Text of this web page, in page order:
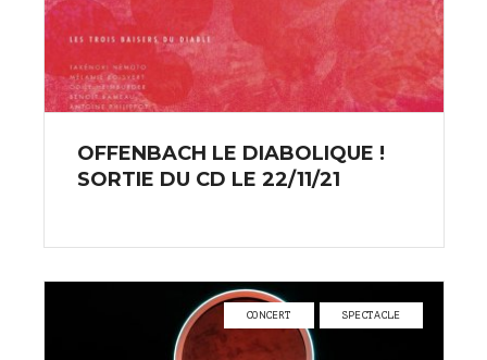
OFFENBACH LE DIABOLIQUE !
SORTIE DU CD LE 22/11/21
CONCERT SPECTACLE